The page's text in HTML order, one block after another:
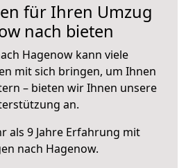
für Ihren Umzug
nach bieten
Hagenow kann viele
mit sich bringen, um Ihnen
– bieten wir Ihnen unsere
an.
als 9 Jahre Erfahrung mit
nach Hagenow.